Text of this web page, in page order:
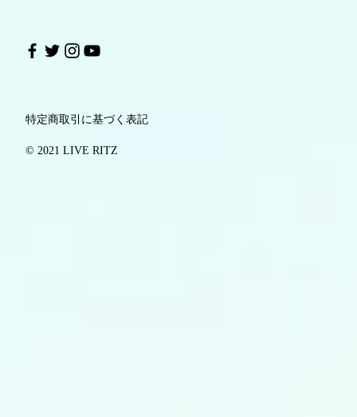
特定商取引に基づく表記
© 2021 LIVE RITZ